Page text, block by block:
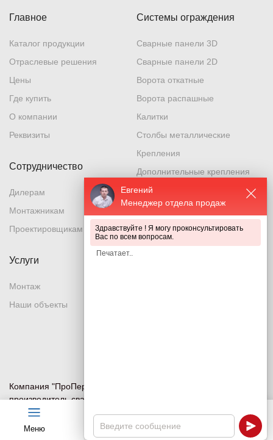
Меню Каталог Калькулятор Чат
Евгений
Менеджер отдела продаж
Здравствуйте ! Я могу проконсультировать
Вас по всем вопросам.
Информации на сайте много. Чтобы Вы долго
Компания "ПроПериметр" — ведущий российский
производитель сварных сетчатых 3D и 2D панелей
ограждения.
Компания осуществляет изготовление и продажу всего
Главное
Каталог продукции
Отраслевые решения
Цены
Где купить
О компании
Реквизиты
Системы ограждения
Сварные панели 3D
Сварные панели 2D
Ворота откатные
Ворота распашные
Калитки
Столбы металлические
Крепления
Дополнительные крепления
Заборы и ограждения
Металлическая заборная
панель
Металлическая заборная
Сотрудничество
Дилерам
Монтажникам
Проектировщикам
Услуги
Монтаж
Наши объекты